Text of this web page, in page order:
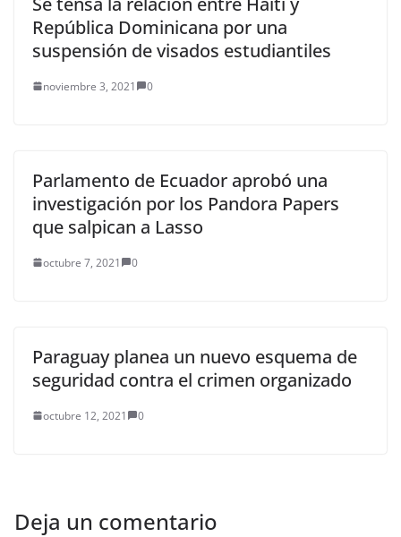
República Dominicana por una
suspensión de visados estudiantiles
noviembre 3, 2021 0
Parlamento de Ecuador aprobó una
investigación por los Pandora Papers
que salpican a Lasso
octubre 7, 2021 0
Paraguay planea un nuevo esquema de
seguridad contra el crimen organizado
octubre 12, 2021 0
Deja un comentario